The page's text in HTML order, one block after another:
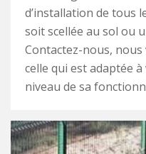
d’installation de tous
soit scellée au sol ou
Contactez-nous,
celle qui est adaptée
niveau de sa